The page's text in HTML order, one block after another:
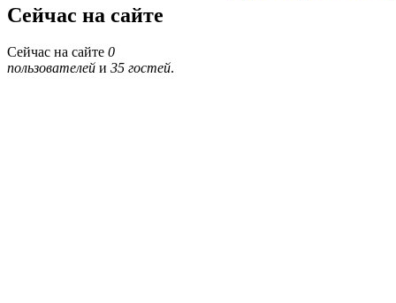
Сейчас на сайте
Сейчас на сайте 0
пользователей и 35 гостей.